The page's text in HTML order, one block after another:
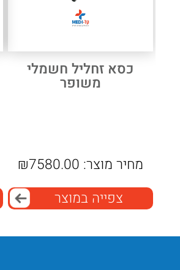
כסא זחליל חשמלי
משופר
מחיר מוצר: ₪7580.00
צפייה במוצר